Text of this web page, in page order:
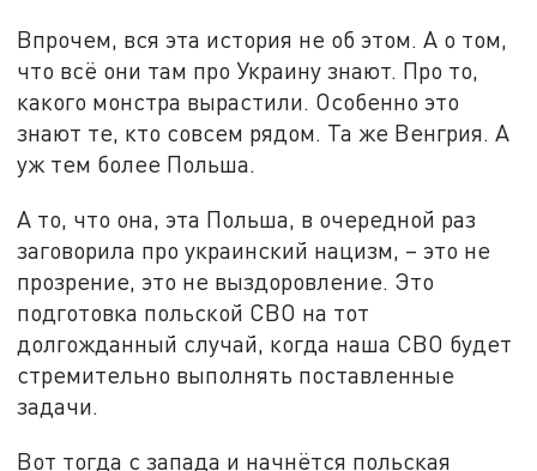
Впрочем, вся эта история не об этом. А о том,
что всё они там про Украину знают. Про то,
какого монстра вырастили. Особенно это
знают те, кто совсем рядом. Та же Венгрия. А
уж тем более Польша.
А то, что она, эта Польша, в очередной раз
заговорила про украинский нацизм, – это не
прозрение, это не выздоровление. Это
подготовка польской СВО на тот
долгожданный случай, когда наша СВО будет
стремительно выполнять поставленные
задачи.
Вот тогда с запада и начнётся польская